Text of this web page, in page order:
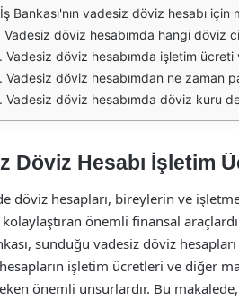
Bankası'nın vadesiz döviz hesabı
Vadesiz döviz hesabımda hangi döviz
Vadesiz döviz hesabımda işletim ücreti
Vadesiz döviz hesabımdan ne zaman
Vadesiz döviz hesabımda döviz kuru
Döviz Hesabı İşletim
döviz hesapları, bireylerin ve
önemli finansal
sunduğu vadesiz döviz
işletim ücretleri ve diğer
önemli unsurlardır. Bu